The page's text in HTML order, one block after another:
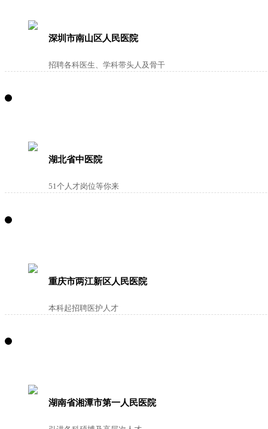
深圳市南山区人民医院
招聘各科医生、学科带头人及骨干
湖北省中医院
51个人才岗位等你来
重庆市两江新区人民医院
本科起招聘医护人才
湖南省湘潭市第一人民医院